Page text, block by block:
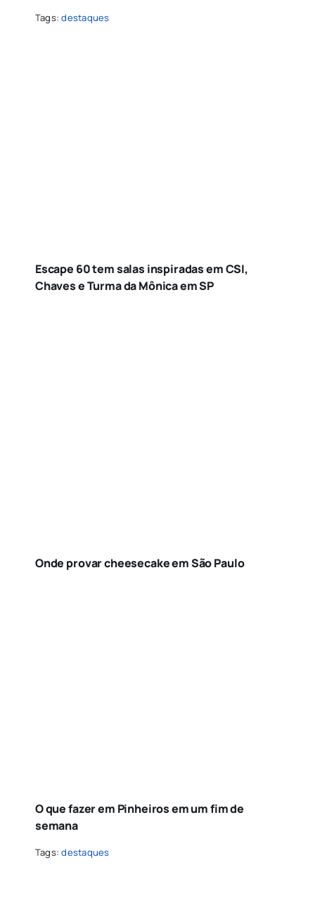
Tags:destaques
Escape 60 tem salas inspiradas em CSI,
Chaves e Turma da Mônica em SP
Onde provar cheesecake em São Paulo
O que fazer em Pinheiros em um fim de
semana
Tags:destaques